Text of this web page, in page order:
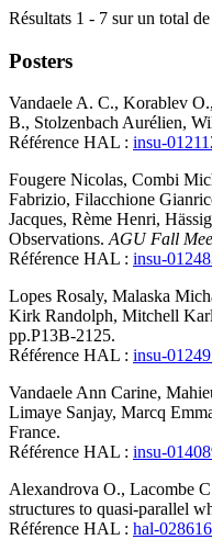
Résultats 1 - 7 sur un total
Posters
Vandaele A. C., Korablev O.,
B., Stolzenbach Aurélien,
Référence HAL : insu-
Fougere Nicolas, Combi
Fabrizio, Filacchione
Jacques, Rème Henri, Hässig
Observations. AGU Fall
Référence HAL : insu-
Lopes Rosaly, Malaska
Kirk Randolph, Mitchell
pp.P13B-2125.
Référence HAL : insu-
Vandaele Ann Carine,
Limaye Sanjay, Marcq
France.
Référence HAL : insu-
Alexandrova O., Lacombe
structures to quasi-parallel
Référence HAL : hal-